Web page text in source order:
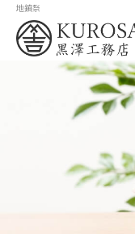
地鎮祭